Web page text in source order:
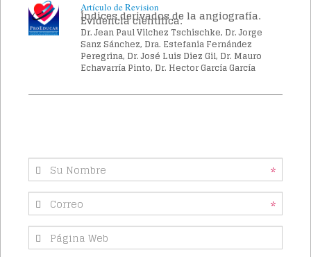
Artículo de Revision
Índices derivados de la angiografía.
Evidencia científica.
Dr. Jean Paul Vilchez Tschischke, Dr. Jorge
Sanz Sánchez, Dra. Estefania Fernández
Peregrina, Dr. José Luis Diez Gil, Dr. Mauro
Echavarría Pinto, Dr. Hector García García
*
*